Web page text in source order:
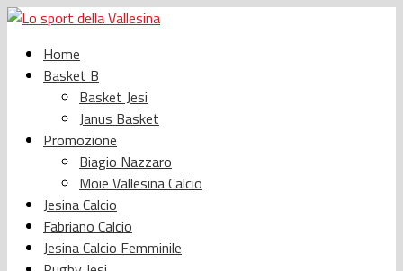
Home
Basket B
Basket Jesi
Janus Basket
Promozione
Biagio Nazzaro
Moie Vallesina Calcio
Jesina Calcio
Fabriano Calcio
Jesina Calcio Femminile